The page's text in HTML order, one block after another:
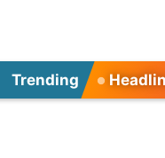
Trending